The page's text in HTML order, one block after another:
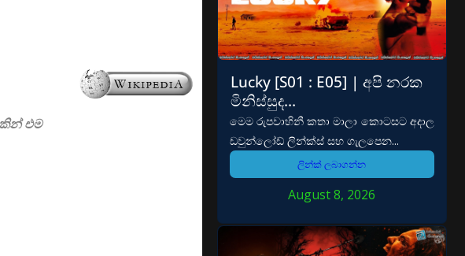
එම
Lucky [S01 : E05] | අපි නරක
මිනිස්සුද…
මෙම රුපවාහිනී කතා මාලා කොටසට අදාල
ඩවුන්ලෝඩ් ලින්ක්ස් සහ ගැලපෙන...
ලින්ක් ලබාගන්න
August 8, 2026